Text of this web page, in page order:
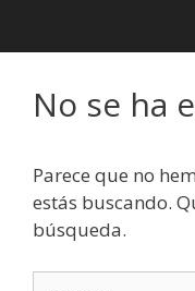
No se ha
Parece que no
estás buscando.
búsqueda.